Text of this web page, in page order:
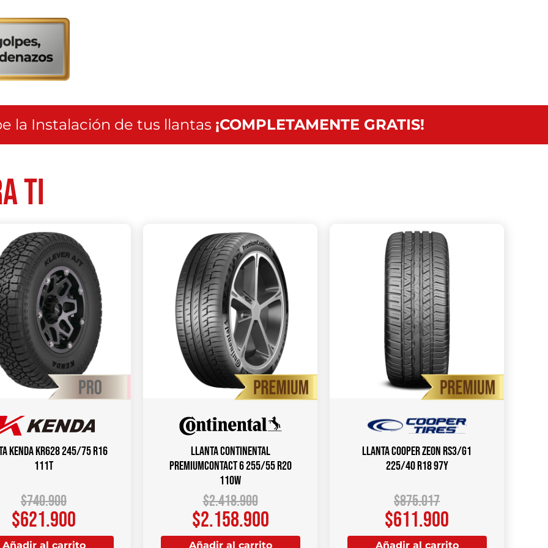
la Instalación de tus llantas ¡COMPLETAMENTE GRATIS!
ti
KENDA KR628 245/75 R16
111T
$740.900
$621.900
Añadir al carrito
Llanta CONTINENTAL
PREMIUMCONTACT 6 255/55 R20
110W
$2.418.900
$2.158.900
Añadir al carrito
Llanta COOPER ZEON RS3/G1
225/40 R18 97Y
$875.017
$611.900
Añadir al carrito